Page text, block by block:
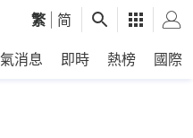
繁 简
消息 即時 熱榜 國際